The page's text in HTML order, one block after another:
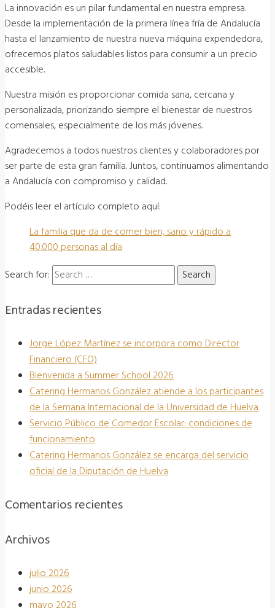
La innovación es un pilar fundamental en nuestra empresa.
Desde la implementación de la primera línea fría de Andalucía
hasta el lanzamiento de nuestra nueva máquina expendedora,
ofrecemos platos saludables listos para consumir a un precio
accesible.
Nuestra misión es proporcionar comida sana, cercana y
personalizada, priorizando siempre el bienestar de nuestros
comensales, especialmente de los más jóvenes.
Agradecemos a todos nuestros clientes y colaboradores por
ser parte de esta gran familia. Juntos, continuamos alimentando
a Andalucía con compromiso y calidad.
Podéis leer el artículo completo aquí:
La familia que da de comer bien, sano y rápido a
40.000 personas al día
Search for:
Entradas recientes
Jorge López Martínez se incorpora como Director
Financiero (CFO)
Bienvenida a Summer School 2026
Catering Hermanos González atiende a los participantes
de la Semana Internacional de la Universidad de Huelva
Servicio Público de Comedor Escolar: condiciones de
funcionamiento
Catering Hermanos González se encarga del servicio
oficial de la Diputación de Huelva
Comentarios recientes
Archivos
julio 2026
junio 2026